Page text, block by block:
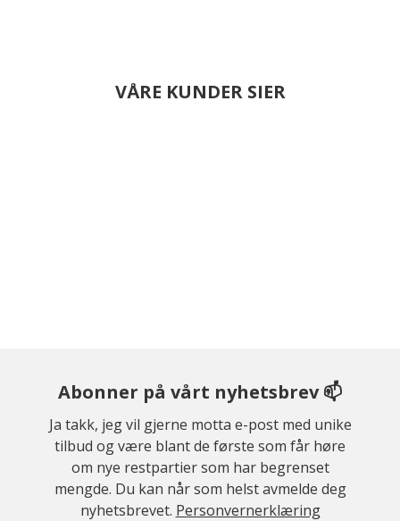
VÅRE KUNDER SIER
Abonner på vårt nyhetsbrev 📫
Ja takk, jeg vil gjerne motta e-post med unike
tilbud og være blant de første som får høre
om nye restpartier som har begrenset
mengde. Du kan når som helst avmelde deg
nyhetsbrevet. Personvernerklæring